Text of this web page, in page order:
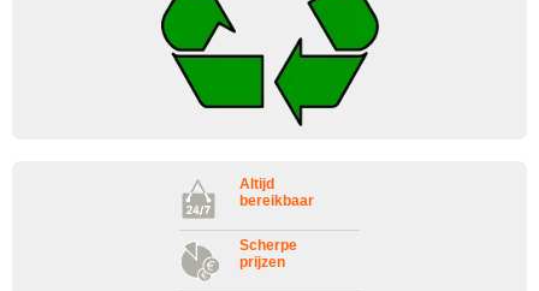
Altijd
bereikbaar
Scherpe
prijzen